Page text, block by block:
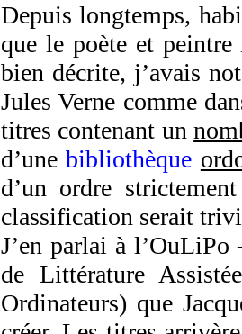
Depuis longtemps,
que le poète et
bien décrite, j’avais
Jules Verne comme
titres contenant un
d’unebibliothèque
d’un ordre
classification serait
J’en parlai à
de Littérature
Ordinateurs) que